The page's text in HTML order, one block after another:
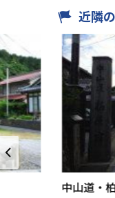
近隣
中山道・